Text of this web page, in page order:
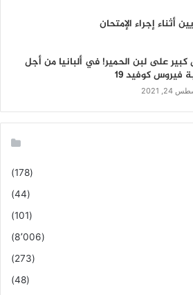
أثناء إجراء الإمتحان
كبير على لبن الحمير! في ألبانيا من أجل
فيروس كوفيد 19
2021
(178)
(44)
(101)
(8٬006)
(273)
(48)